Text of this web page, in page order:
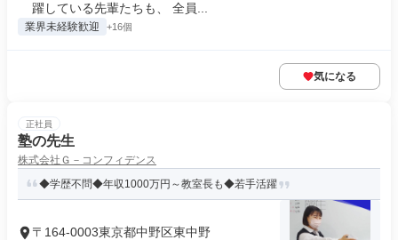
躍している先輩たちも、 全員...
業界未経験歓迎 +16個
気になる
正社員
塾の先生
株式会社Ｇ－コンフィデンス
◆学歴不問◆年収1000万円～教室長も◆若手活躍
〒164-0003東京都中野区東中野